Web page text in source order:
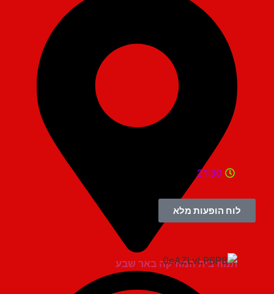
תמוז בית המוזיקה באר שבע
21:30
לוח הופעות מלא